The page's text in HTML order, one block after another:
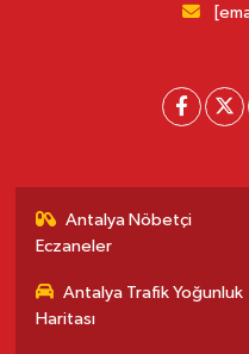
Antalya Nöbetçi
Eczaneler
Antalya Trafik Yoğunluk
Haritası